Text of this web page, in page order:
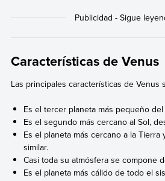
Características de Venus
Las principales características de Venus
Es el tercer planeta más pequeño
Es el segundo más cercano al Sol,
Es el planeta más cercano a la Tierra
similar.
Casi toda su atmósfera se compone
Es el planeta más cálido de todo el